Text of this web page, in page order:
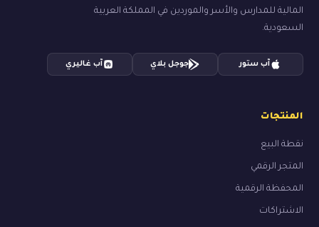
المالية للمدارس والأسر والموردين في المملكة العربية
السعودية.
آب ستور جوجل بلاي آب غاليري
المنتجات
نقطة البيع
المتجر الرقمي
المحفظة الرقمية
الاشتراكات